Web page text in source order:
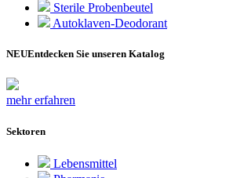
Sterile Probenbeutel
Autoklaven-Deodorant
NEUEntdecken Sie unseren Katalog
mehr erfahren
Sektoren
Lebensmittel